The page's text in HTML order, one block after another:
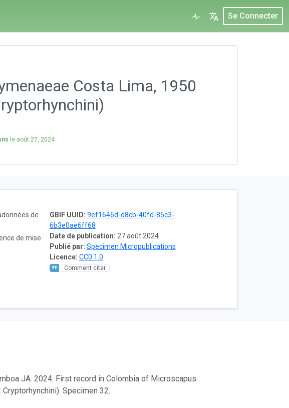
Se Connecter
Costa Lima, 1950
le août 27, 2024
GBIF UUID: 9ef1646d-d8cb-40fd-85c3-
6b3e0ae6ff68
Date de publication: 27 août 2024
Publié par: Specimen Micropublications
Licence: CC0 1.0
Comment citer
de
de mise
JA. 2024. First record in Colombia of Microscapus
Specimen 32.